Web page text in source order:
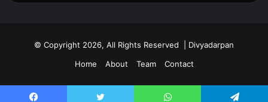
को
© Copyright 2026, All Rights Reserved | Divyadarpan
Home
About Team Contact